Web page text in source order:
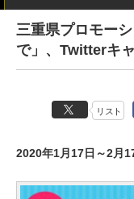
三重県プロモー
で」、Twitterキ
リスト
2020年1月17日～2月